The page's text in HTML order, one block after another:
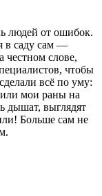
людей от ошибок.
в саду сам —
честном слове,
чтобы
всё по уму:
мои раны на
дышат, выглядят
Больше сам не